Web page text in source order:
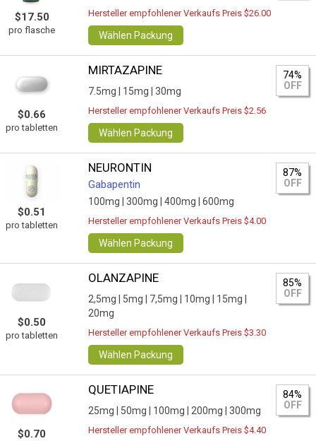
$17.50
pro flasche
Hersteller empfohlener Verkaufs Preis $26.00
Wählen Packung
$0.66
pro tabletten
MIRTAZAPINE
7.5mg | 15mg | 30mg
74%
OFF
Hersteller empfohlener Verkaufs Preis $2.56
Wählen Packung
$0.51
pro tabletten
NEURONTIN
Gabapentin
100mg | 300mg | 400mg | 600mg
87%
OFF
Hersteller empfohlener Verkaufs Preis $4.00
Wählen Packung
$0.50
pro tabletten
OLANZAPINE
2,5mg | 5mg | 7,5mg | 10mg |
15mg |
20mg
85%
OFF
Hersteller empfohlener Verkaufs Preis $3.30
Wählen Packung
$0.70
QUETIAPINE
25mg | 50mg | 100mg | 200mg | 300mg
84%
OFF
Hersteller empfohlener Verkaufs Preis $4.40